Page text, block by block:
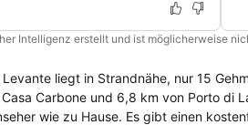
Intelligenz erstellt und ist möglicherweise
liegt in Strandnähe, nur 15
Carbone und 6,8 km von Porto di
wie zu Hause. Es gibt einen